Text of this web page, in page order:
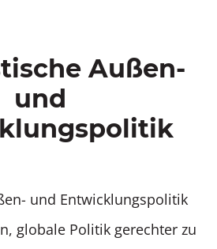
Außen-
und
und Entwicklungspolitik
globale Politik gerechter zu